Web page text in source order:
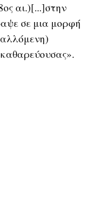
αι.)[...]στην
σε μια μορφή